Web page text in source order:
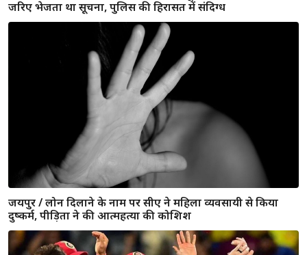
JEE Advanced 2020 / थर्ड रैंक के साथ टॉपर्स में शामिल हुए कोटा के
वैभव राज, कहा - लॉकडाउन से फायदा हुआ, स्टार्टअप खोलना सपना